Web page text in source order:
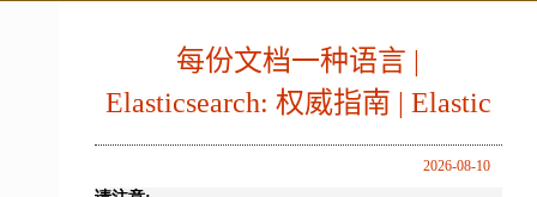
每份文档一种语言 |
Elasticsearch: 权威指南 | Elastic
2026-08-10